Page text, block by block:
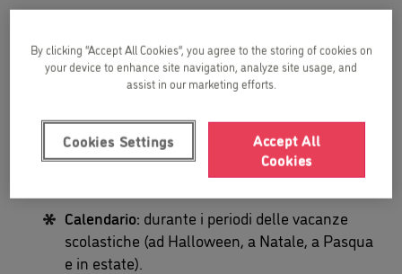
Informazioni generali sull’attività
per bambini da 3 a 10 anni.
Gruppi:massimo 10 bambini per gruppo e
insegnante, suddivisi per fasce di età 3-4 anni,
Calendario: durante i periodi delle vacanze
scolastiche (ad Halloween, a Natale, a Pasqua
e in estate).
By clicking “Accept All Cookies”, you agree to the storing of cookies on
your device to enhance site navigation, analyze site usage, and
assist in our marketing efforts.
Accept All
Cookies
Cookies Settings